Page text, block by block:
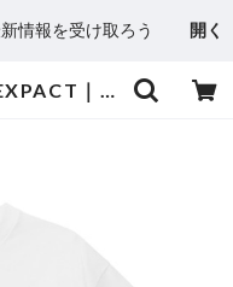
情報を受け取ろう 開く
Disrupt Tshirts | EXPACT｜Raise Your Flag. Make an Impact.